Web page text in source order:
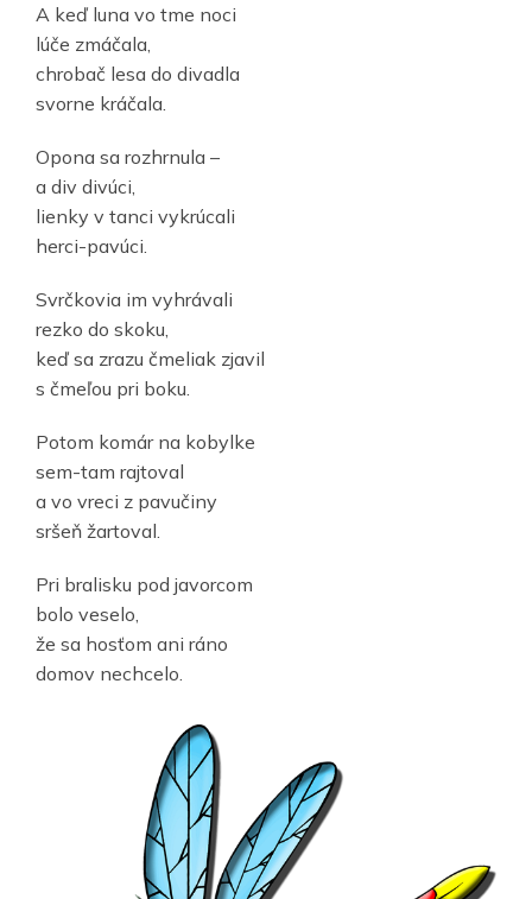
A keď luna vo tme noci
lúče zmáčala,
chrobač lesa do divadla
svorne kráčala.
Opona sa rozhrnula –
a div divúci,
lienky v tanci vykrúcali
herci-pavúci.
Svrčkovia im vyhrávali
rezko do skoku,
keď sa zrazu čmeliak zjavil
s čmeľou pri boku.
Potom komár na kobylke
sem-tam rajtoval
a vo vreci z pavučiny
sršeň žartoval.
Pri bralisku pod javorcom
bolo veselo,
že sa hosťom ani ráno
domov nechcelo.